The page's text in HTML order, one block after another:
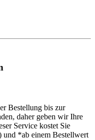
Bestellung bis zur
daher geben wir Ihre
Service kostet Sie
und *ab einem Bestellwert